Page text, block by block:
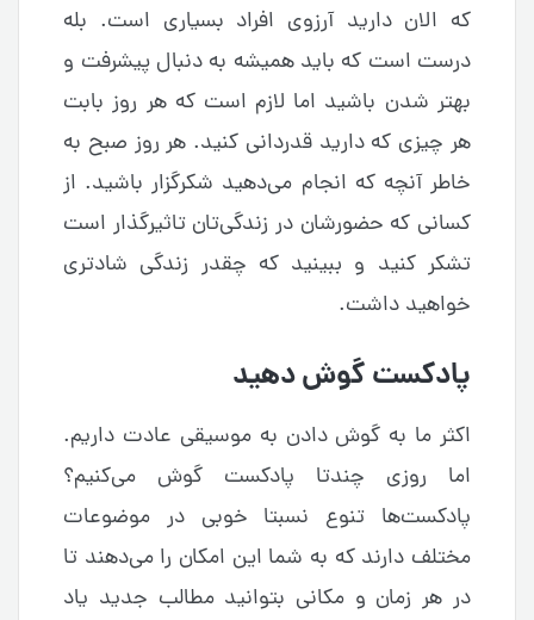
که الان دارید آرزوی افراد بسیاری است. بله
درست است که باید همیشه به دنبال پیشرفت و
بهتر شدن باشید اما لازم است که هر روز بابت
هر چیزی که دارید قدردانی کنید. هر روز صبح به
خاطر آنچه که انجام می‌دهید شکرگزار باشید. از
کسانی که حضورشان در زندگی‌تان تاثیرگذار است
تشکر کنید و ببینید که چقدر زندگی شادتری
خواهید داشت.
پادکست گوش دهید
اکثر ما به گوش دادن به موسیقی عادت داریم.
اما روزی چندتا پادکست گوش می‌کنیم؟
پادکست‌ها تنوع نسبتا خوبی در موضوعات
مختلف دارند که به شما این امکان را می‌دهند تا
در هر زمان و مکانی بتوانید مطالب جدید یاد